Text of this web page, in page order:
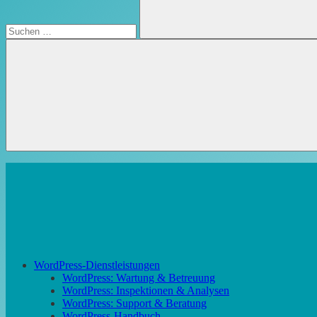
Suchen
WordPress-Dienstleistungen
WordPress: Wartung & Betreuung
WordPress: Inspektionen & Analysen
WordPress: Support & Beratung